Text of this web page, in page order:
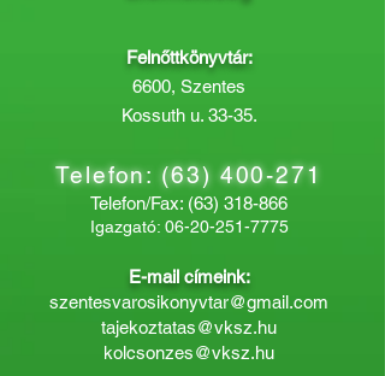
Felnőttkönyvtár:
6600, Szentes
Kossuth u. 33-35.
Telefon:(63) 400-271
Telefon/Fax: (63) 318-866
Igazgató: 06-20-251-7775
E-mail címeink:
szentesvarosikonyvtar@gmail.com
tajekoztatas@vksz.hu
kolcsonzes@vksz.hu